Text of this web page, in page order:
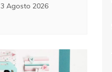
3 Agosto 2026